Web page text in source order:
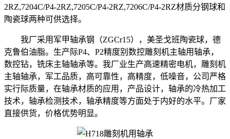
2RZ,7204C/P4-2RZ,7205C/P4-2RZ,7206C/P4-2RZ材质分钢球和
陶瓷球两种可供选择。
我厂采用军甲轴承钢（ZGCr15），美圣戈班陶瓷球，德
克鲁伯油脂。生产际P4、P2精度别数控雕刻机主轴用轴承，
数控钻，铣床主轴轴承等。我厂业生产高速精密电机，雕刻机
主轴轴承，军工品质，高可靠性，高精度，低噪音，公司严格
实行际质量，在轴承材质的应用，产品设计，轴承的冷热加工
技术，轴承检测技术，轴承精度等方面处于内好的水平。厂家
直接供货，价格优势明显。